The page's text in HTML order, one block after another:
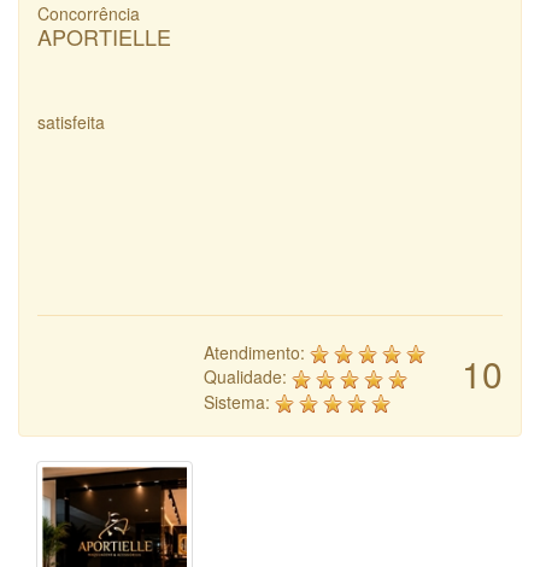
Concorrência
APORTIELLE
satisfeita
10
Atendimento:
Qualidade:
Sistema: